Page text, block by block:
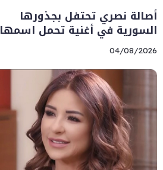
أصالة نصري تحتفل بجذورها
السورية في أغنية تحمل اسمها
04/08/2026